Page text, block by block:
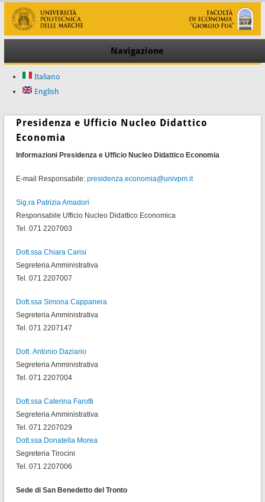
Navigazione
Italiano
English
Presidenza e Ufficio Nucleo Didattico
Economia
Informazioni Presidenza e Ufficio Nucleo Didattico Economia
E-mail Responsabile: presidenza.economia@univpm.it
Sig.ra Patrizia Amadori
Responsabile Ufficio Nucleo Didattico Economica
Tel. 071 2207003
Dott.ssa Chiara Carisi
Segreteria Amministrativa
Tel. 071 2207007
Dott.ssa Simona Cappanera
Segreteria Amministrativa
Tel. 071 2207147
Dott. Antonio Daziario
Segreteria Amministrativa
Tel. 071 2207004
Dott.ssa Caterina Farotti
Segreteria Amministrativa
Tel. 071 2207029
Dott.ssa Donatella Morea
Segreteria Tirocini
Tel. 071 2207006
Sede di San Benedetto del Tronto